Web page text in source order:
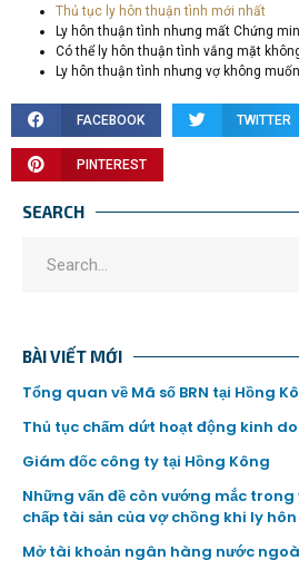
Thủ tục ly hôn thuận tình mới nhất
Ly hôn thuận tình nhưng mất Chứng
Có thể ly hôn thuận tình vắng mặt
Ly hôn thuận tình nhưng vợ không
FACEBOOK TWITTER
PINTEREST
SEARCH
BÀI VIẾT MỚI
Tổng quan về Mã số BRN tại Hồng
Thủ tục chấm dứt hoạt động kinh
Giám đốc công ty tại Hồng Kông
Những vấn đề còn vướng mắc
chấp tài sản của vợ chồng khi ly
Mở tài khoản ngân hàng nước